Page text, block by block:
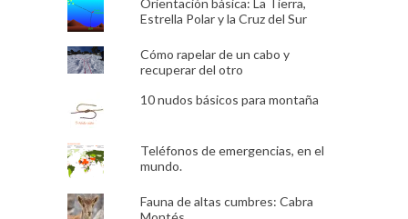
Orientación básica: La Tierra,
Estrella Polar y la Cruz del Sur
Cómo rapelar de un cabo y
recuperar del otro
10 nudos básicos para montaña
Teléfonos de emergencias, en el
mundo.
Fauna de altas cumbres: Cabra